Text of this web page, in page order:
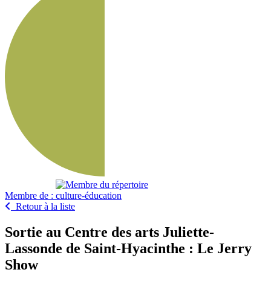
Membre de :
Retour à la liste
Sortie au Centre des arts Juliette-
Lassonde de Saint-Hyacinthe : Le Jerry
Show